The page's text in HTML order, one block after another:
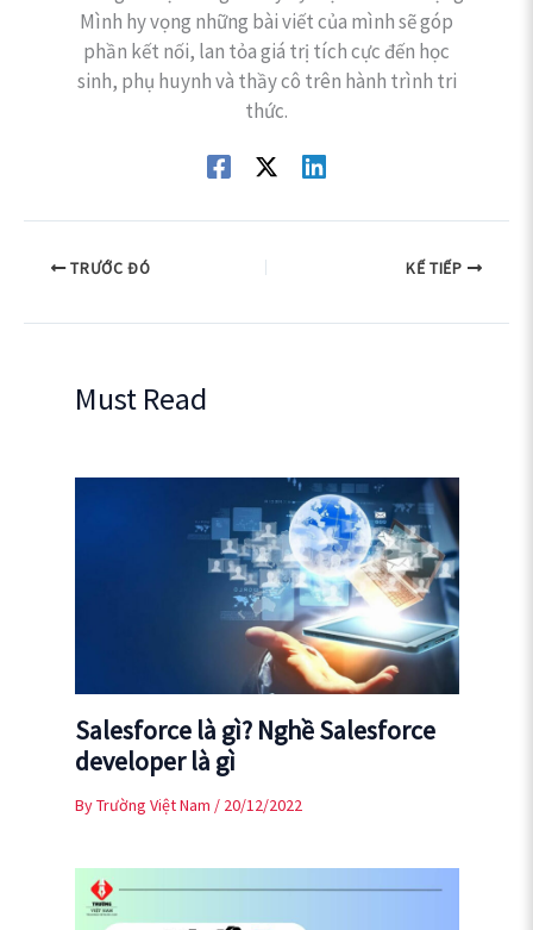
Mình hy vọng những bài viết của mình sẽ góp
phần kết nối, lan tỏa giá trị tích cực đến học
sinh, phụ huynh và thầy cô trên hành trình tri
thức.
TRƯỚC ĐÓ KẾ TIẾP
Must Read
Salesforce là gì? Nghề Salesforce
developer là gì
ByTrường Việt Nam / 20/12/2022